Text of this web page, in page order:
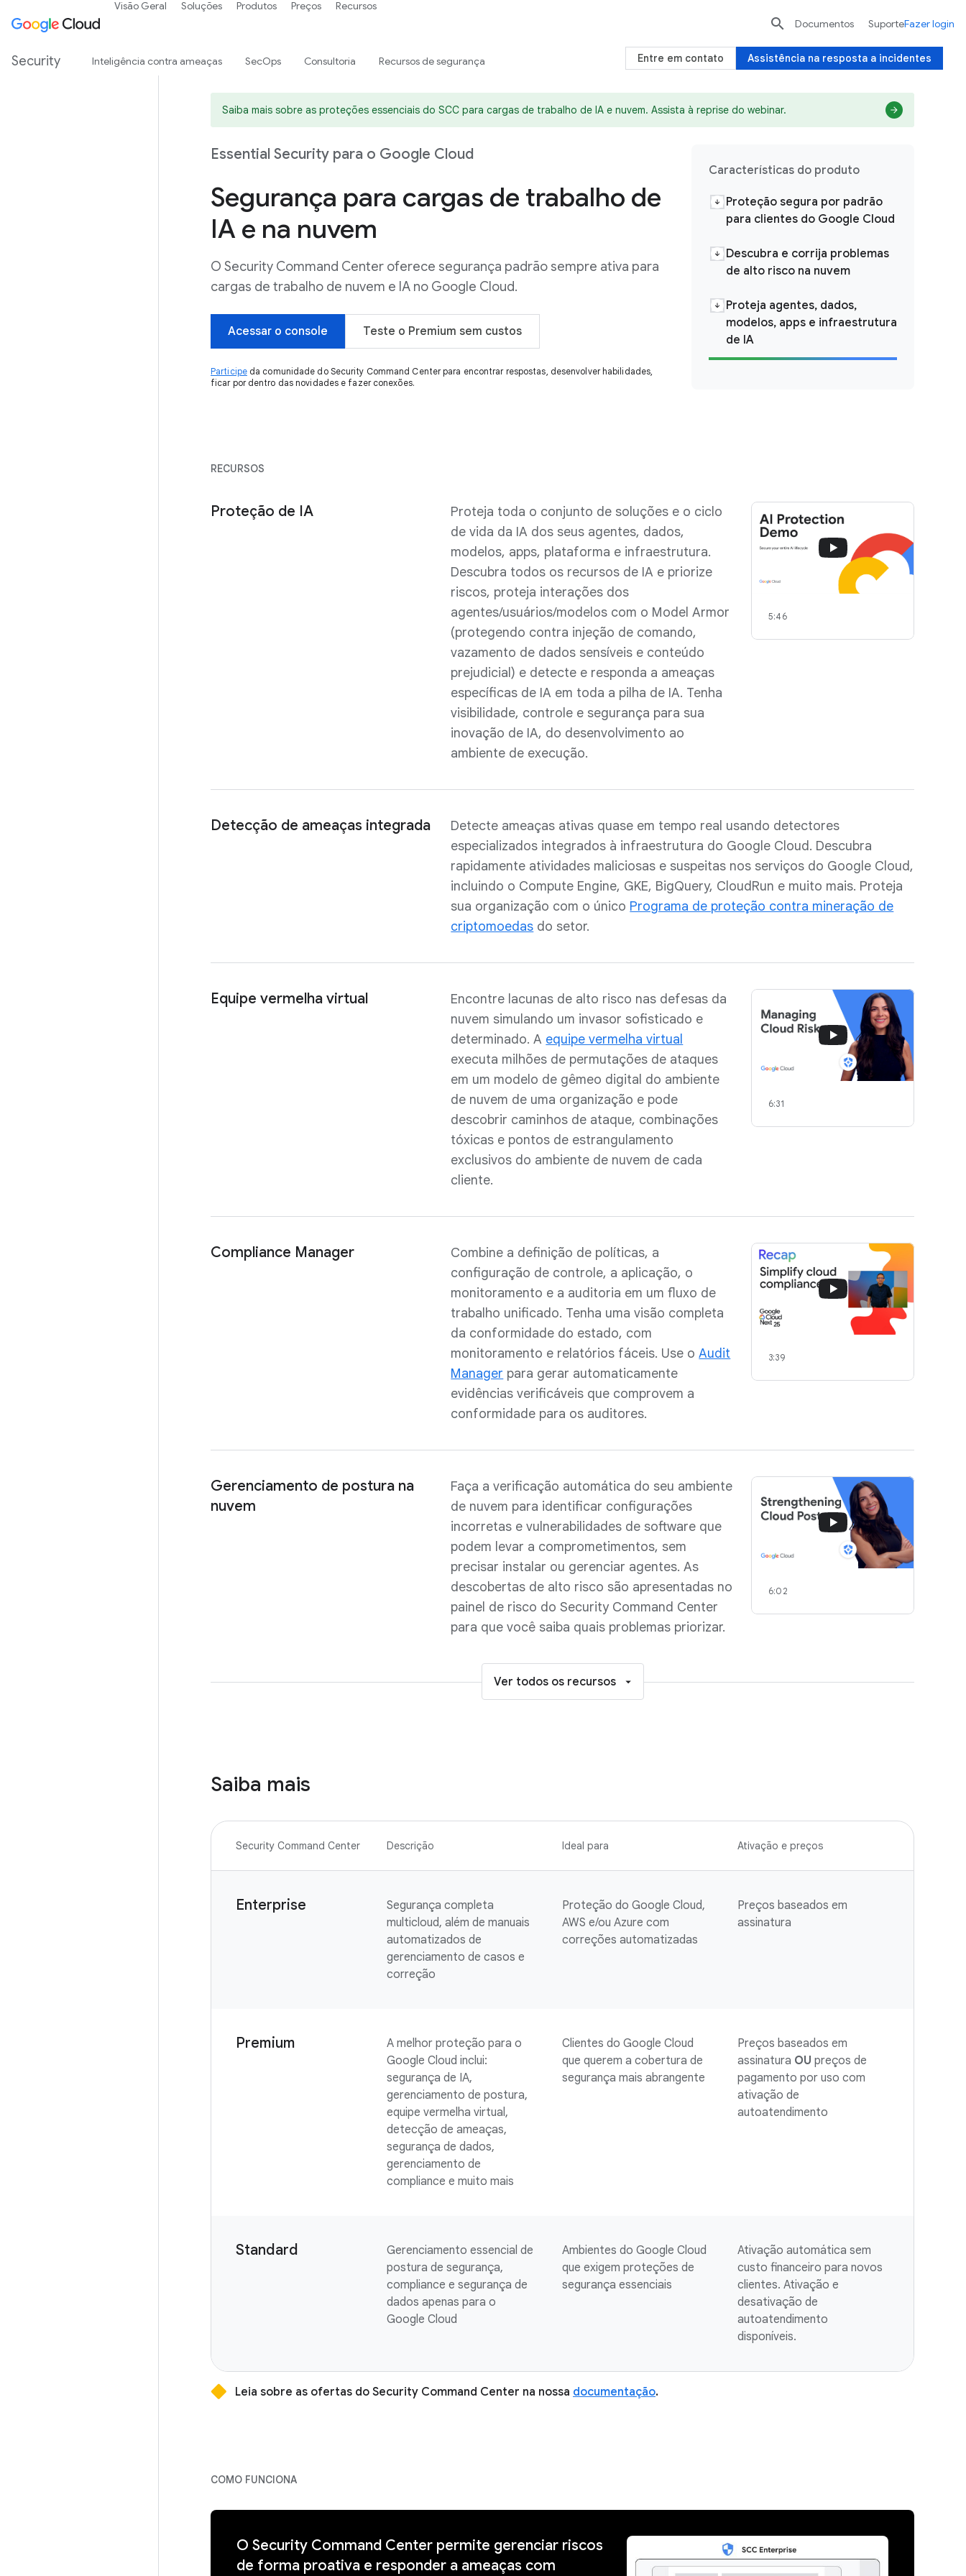
Saiba mais sobre as proteções essenciais do SCC para cargas de trabalho de IA e nuvem. Assista à reprise do webinar.
Essential Security para o Google Cloud
Segurança para cargas de trabalho de
IA e na nuvem
O Security Command Center oferece segurança padrão sempre ativa para
cargas de trabalho de nuvem e IA no Google Cloud.
Acessar o console Teste o Premium sem custos
Participeda comunidade do Security Command Center para encontrar respostas, desenvolver habilidades,
ficar por dentro das novidades e fazer conexões.
Características do produto
Proteção segura por padrão
para clientes do Google Cloud
Descubra e corrija problemas
de alto risco na nuvem
Proteja agentes, dados,
modelos, apps e infraestrutura
de IA
RECURSOS
Proteção de IA
Proteja toda o conjunto de soluções e o ciclo
de vida da IA dos seus agentes, dados,
modelos, apps, plataforma e infraestrutura.
Descubra todos os recursos de IA e priorize
riscos, proteja interações dos
agentes/usuários/modelos com o Model Armor
(protegendo contra injeção de comando,
vazamento de dados sensíveis e conteúdo
prejudicial) e detecte e responda a ameaças
específicas de IA em toda a pilha de IA. Tenha
visibilidade, controle e segurança para sua
inovação de IA, do desenvolvimento ao
ambiente de execução.
5:46
Detecção de ameaças integrada
Detecte ameaças ativas quase em tempo real usando detectores
especializados integrados à infraestrutura do Google Cloud. Descubra
rapidamente atividades maliciosas e suspeitas nos serviços do Google Cloud,
incluindo o Compute Engine, GKE, BigQuery, CloudRun e muito mais. Proteja
sua organização com o único Programa de proteção contra mineração de
criptomoedas do setor.
Equipe vermelha virtual
Encontre lacunas de alto risco nas defesas da
nuvem simulando um invasor sofisticado e
determinado. A equipe vermelha virtual
executa milhões de permutações de ataques
em um modelo de gêmeo digital do ambiente
de nuvem de uma organização e pode
descobrir caminhos de ataque, combinações
tóxicas e pontos de estrangulamento
exclusivos do ambiente de nuvem de cada
cliente.
6:31
Compliance Manager
Combine a definição de políticas, a
configuração de controle, a aplicação, o
monitoramento e a auditoria em um fluxo de
trabalho unificado. Tenha uma visão completa
da conformidade do estado, com
monitoramento e relatórios fáceis. Use oAudit
Manager para gerar automaticamente
evidências verificáveis que comprovem a
conformidade para os auditores.
3:39
Gerenciamento de postura na
nuvem
Faça a verificação automática do seu ambiente
de nuvem para identificar configurações
incorretas e vulnerabilidades de software que
podem levar a comprometimentos, sem
precisar instalar ou gerenciar agentes. As
descobertas de alto risco são apresentadas no
painel de risco do Security Command Center
para que você saiba quais problemas priorizar.
6:02
Ver todos os recursos
Saiba mais
Security Command Center Descrição Ideal para Ativação e preços
Enterprise
Segurança completa
multicloud, além de manuais
automatizados de
gerenciamento de casos e
correção
Proteção do Google Cloud,
AWS e/ou Azure com
correções automatizadas
Preços baseados em
assinatura
Premium
A melhor proteção para o
Google Cloud inclui:
segurança de IA,
gerenciamento de postura,
equipe vermelha virtual,
detecção de ameaças,
segurança de dados,
gerenciamento de
compliance e muito mais
Clientes do Google Cloud
que querem a cobertura de
segurança mais abrangente
Preços baseados em
assinatura OU preços de
pagamento por uso com
ativação de
autoatendimento
Standard
Gerenciamento essencial de
postura de segurança,
compliance e segurança de
dados apenas para o
Google Cloud
Ambientes do Google Cloud
que exigem proteções de
segurança essenciais
Ativação automática sem
custo financeiro para novos
clientes. Ativação e
desativação de
autoatendimento
disponíveis.
Leia sobre as ofertas do Security Command Center na nossa documentação.
COMO FUNCIONA
O Security Command Center permite gerenciar riscos
de forma proativa e responder a ameaças com
Visão Geral Soluções Produtos Preços Recursos
 Documentos SuporteFazer login
Security Inteligência contra ameaças SecOps Consultoria Recursos de segurança Assistência na resposta a incidentes
Entre em contato